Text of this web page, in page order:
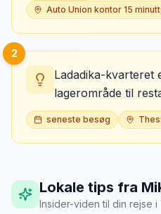
Auto Union kontor 15
2
Ladadika-kvarteret
lagerområde til
seneste besøg
Lokale tips fra
Insider-viden til din rejse i